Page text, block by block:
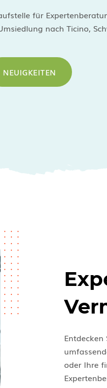
für
nach Ticino,
NEUIGKEITEN
oder Ihre